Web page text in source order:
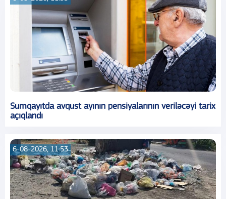
Sumqayıtda avqust ayının pensiyalarının veriləcəyi tarix
açıqlandı
6-08-2026, 11:53